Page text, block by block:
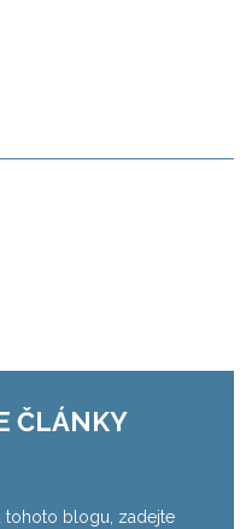
ČLÁNKY
tohoto blogu, zadejte